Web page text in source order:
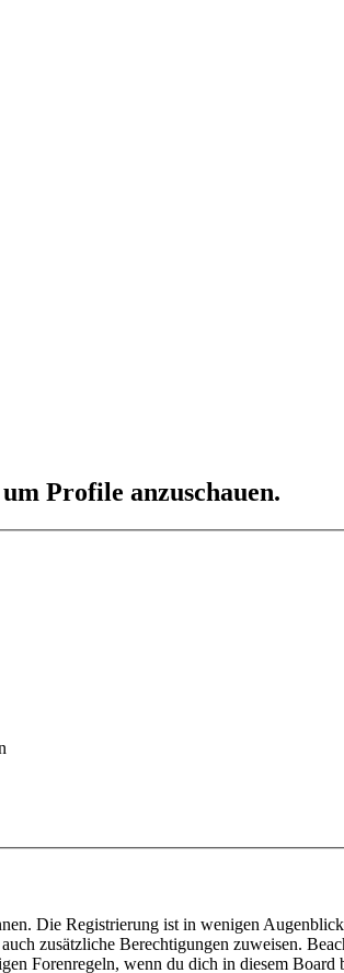
Profile anzuschauen.
Die Registrierung ist in wenigen
zusätzliche Berechtigungen zuweisen.
Forenregeln, wenn du dich in diesem Board